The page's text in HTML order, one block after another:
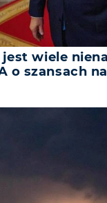
wiele
o szansach